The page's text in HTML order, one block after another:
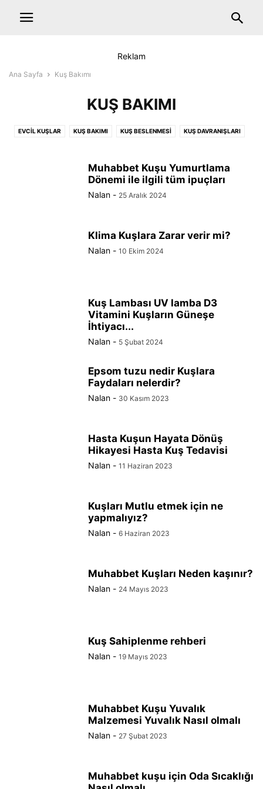
Reklam
Ana Sayfa Kuş Bakımı
KUŞ BAKIMI
EVCIL KUŞLAR KUŞ BAKIMI KUŞ BESLENMESI KUŞ DAVRANIŞLARI
Muhabbet Kuşu Yumurtlama
Dönemi ile ilgili tüm ipuçları
Nalan - 25 Aralık 2024
Klima Kuşlara Zarar verir mi?
Nalan - 10 Ekim 2024
Kuş Lambası UV lamba D3
Vitamini Kuşların Güneşe
İhtiyacı...
Nalan - 5 Şubat 2024
Epsom tuzu nedir Kuşlara
Faydaları nelerdir?
Nalan - 30 Kasım 2023
Hasta Kuşun Hayata Dönüş
Hikayesi Hasta Kuş Tedavisi
Nalan - 11 Haziran 2023
Kuşları Mutlu etmek için ne
yapmalıyız?
Nalan - 6 Haziran 2023
Muhabbet Kuşları Neden kaşınır?
Nalan - 24 Mayıs 2023
Kuş Sahiplenme rehberi
Nalan - 19 Mayıs 2023
Muhabbet Kuşu Yuvalık
Malzemesi Yuvalık Nasıl olmalı
Nalan - 27 Şubat 2023
Muhabbet kuşu için Oda Sıcaklığı